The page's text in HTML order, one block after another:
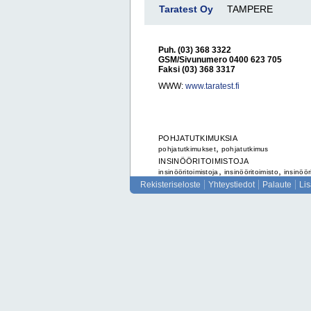
Taratest Oy TAMPERE
Puh. (03) 368 3322
GSM/Sivunumero 0400 623 705
Faksi (03) 368 3317
WWW: www.taratest.fi
POHJATUTKIMUKSIA
pohjatutkimukset, pohjatutkimus
INSINÖÖRITOIMISTOJA
insinööritoimistoja insinööritoimisto,
Rekisteriseloste Yhteystiedot Palaute